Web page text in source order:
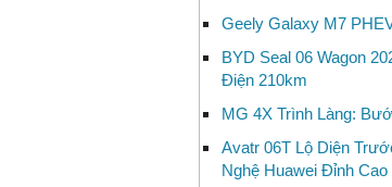
Geely Galaxy M7
BYD Seal 06 Wagon
Điện 210km
MG 4X Trình Làng:
Avatr 06T Lộ Diện
Nghệ Huawei Đỉnh Cao